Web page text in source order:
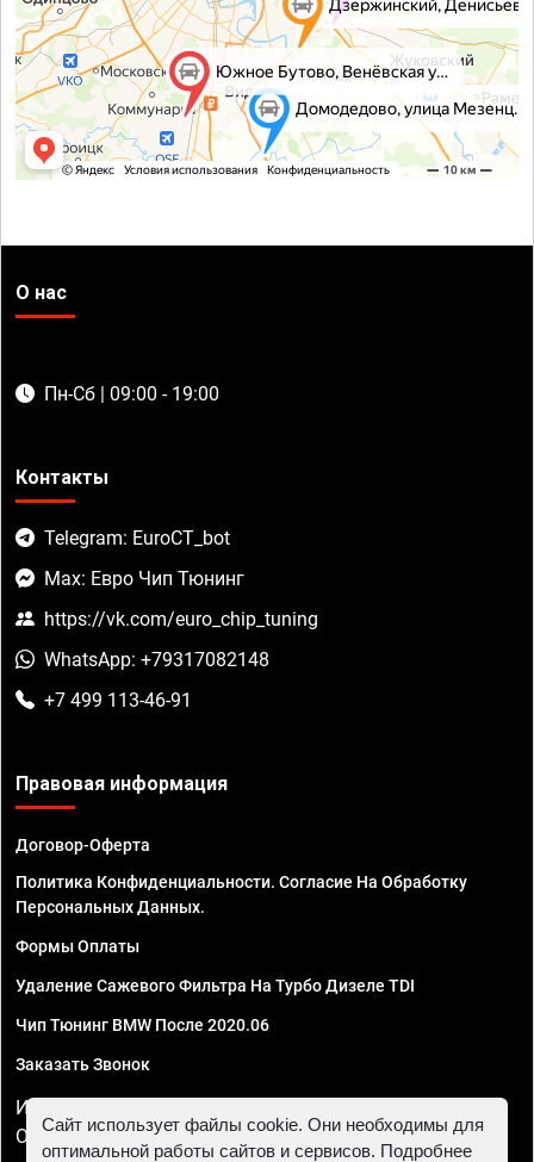
О нас
Пн-Сб | 09:00 - 19:00
Контакты
Telegram: EuroCT_bot
Max: Евро Чип Тюнинг
https://vk.com/euro_chip_tuning
WhatsApp: +79317082148
+7 499 113-46-91
Правовая информация
Договор-Оферта
Политика Конфиденциальности. Согласие На Обработку
Персональных Данных.
Формы Оплаты
Удаление Сажевого Фильтра На Турбо Дизеле TDI
Чип Тюнинг BMW После 2020.06
Заказать Звонок
ИП Смирнов Георгий Павлович. ИНН 781302555843,
ОГРНИП 324470400032610
Сайт использует файлы cookie. Они необходимы для
оптимальной работы сайтов и сервисов. Подробнее